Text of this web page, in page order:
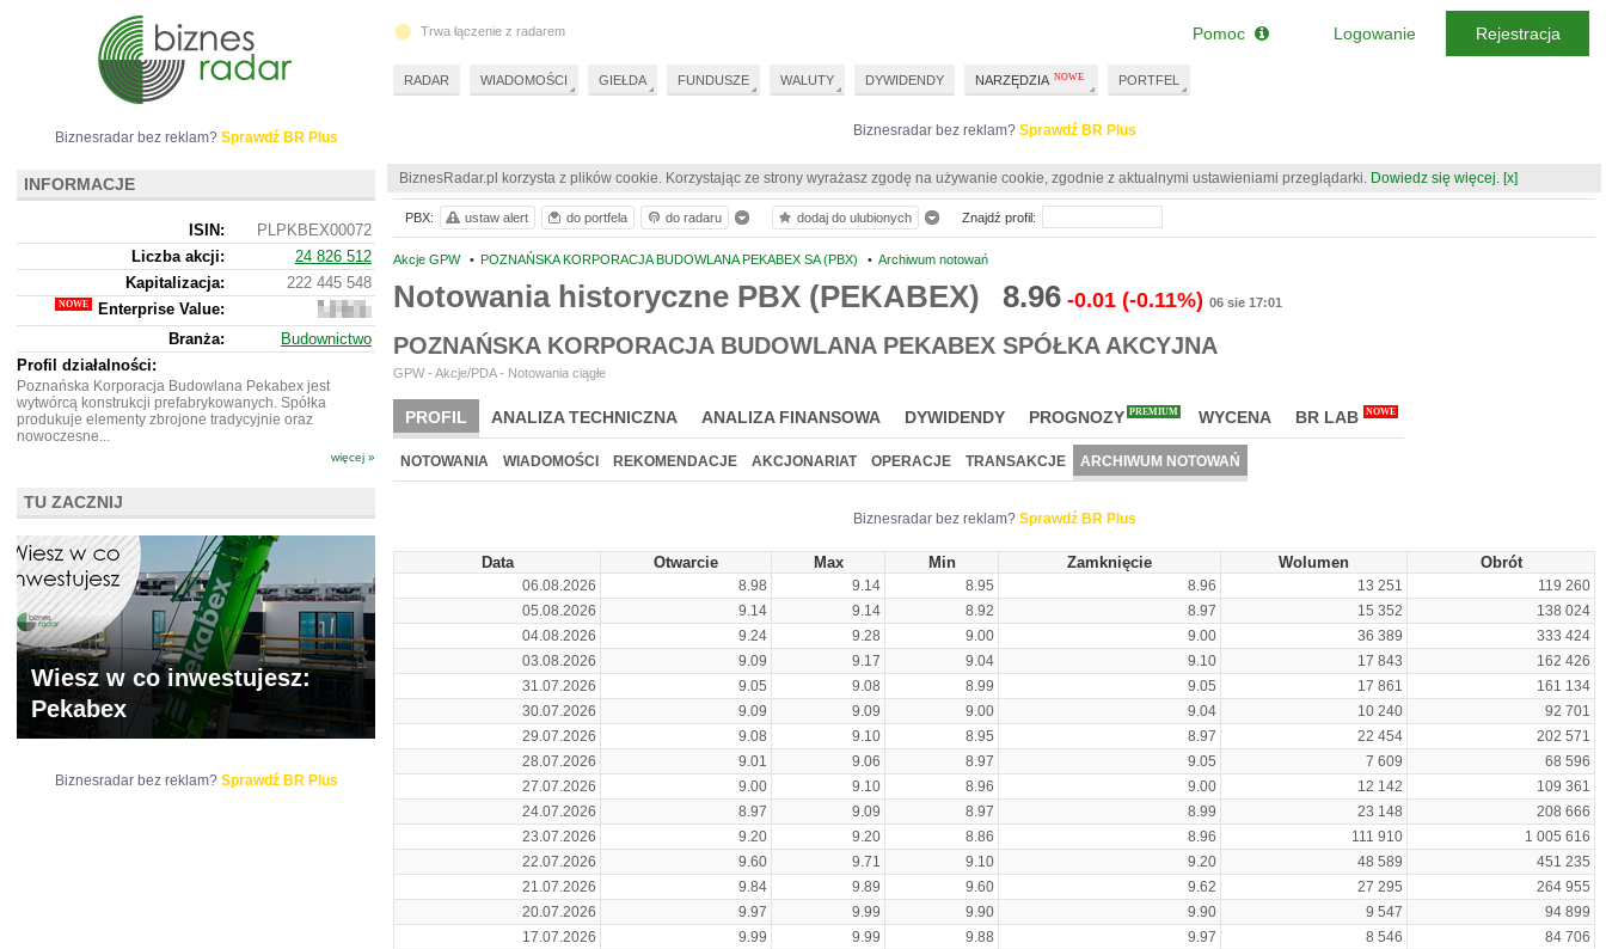
Biznesradar bez reklam? Sprawdź BR Plus
BiznesRadar.pl korzysta z plików cookie. Korzystając ze strony wyrażasz zgodę na używanie cookie, zgodnie z aktualnymi ustawieniami przeglądarki. Dowiedz się więcej. [x]
Akcje GPW • POZNAŃSKA KORPORACJA BUDOWLANA PEKABEX SA (PBX) • Archiwum notowań
Notowania historyczne PBX (PEKABEX) 8.96 -0.01 (-0.11%) 06 sie 17:01
POZNAŃSKA KORPORACJA BUDOWLANA PEKABEX SPÓŁKA AKCYJNA
GPW - Akcje/PDA - Notowania ciągłe
PROFIL ANALIZA TECHNICZNA ANALIZA FINANSOWA DYWIDENDY PROGNOZY PREMIUM WYCENA BR LAB NOWE
NOTOWANIA WIADOMOŚCI REKOMENDACJE AKCJONARIAT OPERACJE TRANSAKCJE ARCHIWUM NOTOWAŃ
Biznesradar bez reklam? Sprawdź BR Plus
Data Otwarcie Max Min Zamknięcie Wolumen Obrót
06.08.2026 8.98 9.14 8.95 8.96 13 251
119 260
05.08.2026
9.14 9.14 8.92 8.97 15 352
138 024
04.08.2026
9.24 9.28 9.00 9.00 36 389
333 424
03.08.2026
9.09 9.17 9.04 9.10 17 843
162 426
31.07.2026
9.05 9.08 8.99 9.05 17 861
161 134
30.07.2026
9.09 9.09 9.00 9.04 10 240
92 701
29.07.2026
9.08 9.10 8.95 8.97 22 454
202 571
28.07.2026
9.01 9.06 8.97 9.05 7 609
68 596
27.07.2026
9.00 9.10 8.96 9.00 12 142
109 361
24.07.2026
8.97 9.09 8.97 8.99 23 148
208 666
23.07.2026
9.20 9.20 8.86 8.96 111 910
1 005 616
22.07.2026
9.60 9.71 9.10 9.20 48 589
451 235
21.07.2026
9.84 9.89 9.60 9.62 27 295
264 955
20.07.2026
9.97 9.99 9.90 9.90 9 547
94 899
17.07.2026
9.99 9.99 9.88 9.97 8 546
84 706
PBX: ustaw alert do portfela do radaru dodaj do ulubionych Znajdź profil:
Biznesradar bez reklam? Sprawdź BR Plus
INFORMACJE
ISIN:
PLPKBEX00072
Liczba akcji:
24 826 512
Kapitalizacja:
222 445 548
Enterprise Value:
622
007
548
Branża:
Budownictwo
Profil działalności:
Poznańska Korporacja Budowlana Pekabex jest
wytwórcą konstrukcji prefabrykowanych. Spółka
produkuje elementy zbrojone tradycyjnie oraz
nowoczesne...
więcej »
TU ZACZNIJ
Wiesz w co inwestujesz:
Pekabex
Biznesradar bez reklam? Sprawdź BR Plus
Trwa łączenie z radarem
RADAR WIADOMOŚCI GIEŁDA FUNDUSZE WALUTY DYWIDENDY NARZĘDZIA PORTFEL
Pomoc Logowanie Rejestracja